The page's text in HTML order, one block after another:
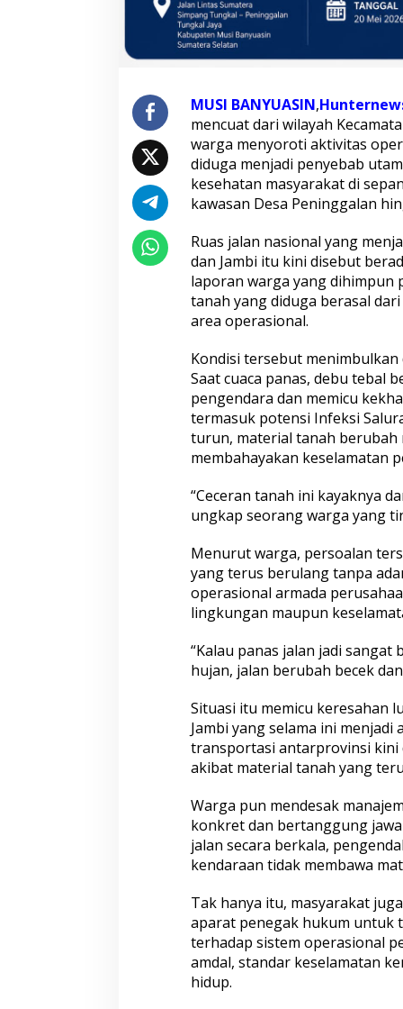
t
v
i
t
a
s
A
r
m
d
a
P
T
U
l
m
a
N
i
t
r
a
e
b
d
a
n
L
u
p
u
r
i
c
u
K
e
h
a
w
a
t
r
a
n
K
e
MUSI BANYUASIN,
mencuat dari wilayah
warga menyoroti aktivitas
diduga menjadi penyebab
kesehatan masyarakat di
kawasan Desa Peninggalan
Ruas jalan nasional yang
dan Jambi itu kini disebut
laporan warga yang dihimpun
tanah yang diduga berasal
area operasional.
Kondisi tersebut
Saat cuaca panas, debu tebal
pengendara dan memicu
termasuk potensi Infeksi
turun, material tanah berubah
membahayakan keselamatan
“Ceceran tanah ini kayaknya
ungkap seorang warga yang
Menurut warga, persoalan
yang terus berulang tanpa
operasional armada
lingkungan maupun
“Kalau panas jalan jadi
hujan, jalan berubah becek
Situasi itu memicu keresahan
Jambi yang selama ini
transportasi antarprovinsi kini
akibat material tanah yang
Warga pun mendesak
konkret dan bertanggung
jalan secara berkala,
kendaraan tidak membawa
Tak hanya itu, masyarakat
aparat penegak hukum untuk
terhadap sistem operasional
amdal, standar keselamatan
hidup.